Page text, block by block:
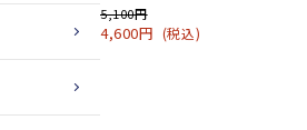
5,100円
4,600円 (税込)